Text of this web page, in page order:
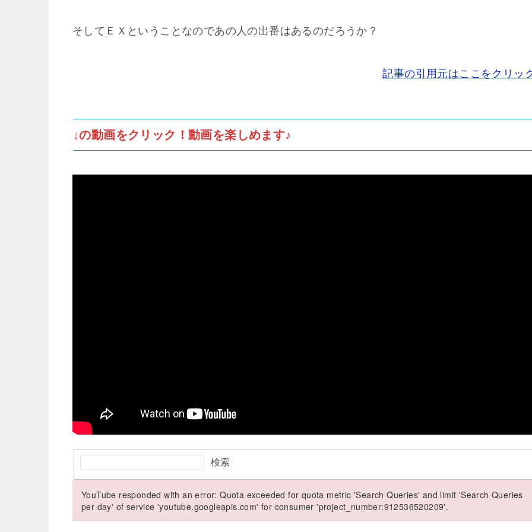
そしてＥＸということなのであの人の出番はあるのだろうか？
記事の引用元はここをクリッ
↓の動画をクリック！動画を楽しめます♪
検索
YouTube responded with an error: Quota exceeded for quota metric 'Search Queries' and limit 'Search Queries
per day' of service 'youtube.googleapis.com' for consumer 'project_number:912536520209'.